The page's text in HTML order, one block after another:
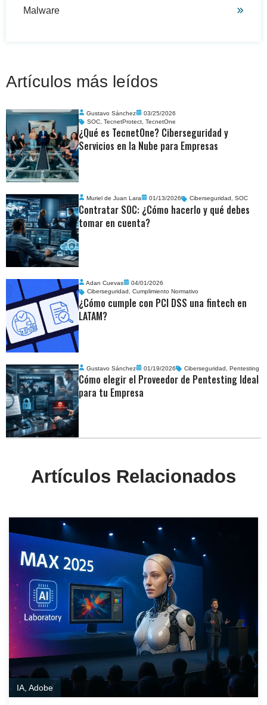
Malware
Artículos más leídos
Gustavo Sánchez
03/25/2026
SOC,TecnetProtect,TecnetOne
¿Qué es TecnetOne? Ciberseguridad y
Servicios en la Nube para Empresas
Muriel de Juan Lara 01/13/2026 Ciberseguridad ,SOC
Contratar SOC: ¿Cómo hacerlo y qué debes
tomar en cuenta?
Adan Cuevas
04/01/2026
Ciberseguridad ,Cumplimiento Normativo
¿Cómo cumple con PCI DSS una fintech en
LATAM?
Gustavo Sánchez 01/19/2026 Ciberseguridad ,Pentesting
Cómo elegir el Proveedor de Pentesting Ideal
para tu Empresa
Artículos Relacionados
IA Adobe